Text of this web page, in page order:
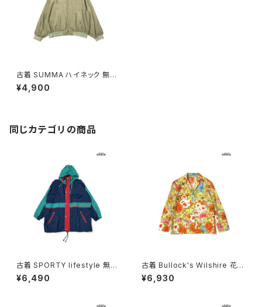
古着 SUMMA ハイネック 無地
シルク100％ 長袖 アウター ラ
イトジャケット ベージュ (ttu26
¥4,900
同じカテゴリの商品
古着 SPORTY lifestyle 無地
長袖 アウター ライトジャケット
紺 (ttu2602019)
¥6,490
古着 Bullock's Wilshire 花柄
コットン 長袖 アウター ライトジ
ャケット オレンジ (ttu260603
¥6,930